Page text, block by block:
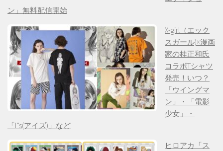
ン」無料配信開始
X-girl（エック
スガール)×漫画
家の桂正和氏
コラボTシャツ
発売！いつ？
「ウイングマ
ン」・「電影
少女」・
「I”s(アイズ)」など
ヒロアカ「ス